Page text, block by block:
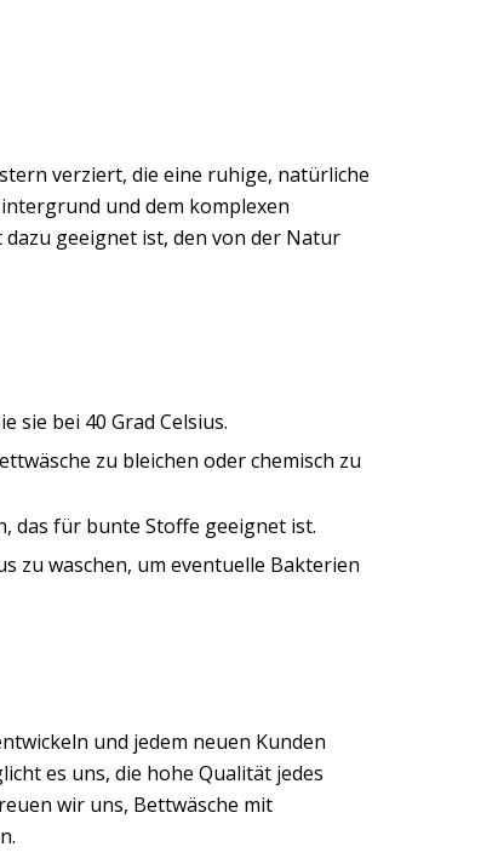
verziert, die eine ruhige, natürliche
und dem komplexen
geeignet ist, den von der Natur
sie bei 40 Grad Celsius.
zu bleichen oder chemisch zu
das für bunte Stoffe geeignet ist.
zu waschen, um eventuelle Bakterien
und jedem neuen Kunden
es uns, die hohe Qualität jedes
wir uns, Bettwäsche mit